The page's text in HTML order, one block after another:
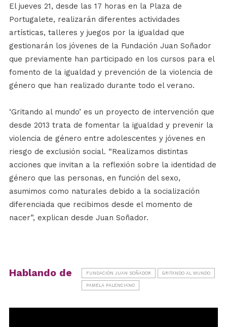
El jueves 21, desde las 17 horas en la Plaza de
Portugalete, realizarán diferentes actividades
artísticas, talleres y juegos por la igualdad que
gestionarán los jóvenes de la Fundación Juan Soñador
que previamente han participado en los cursos para el
fomento de la igualdad y prevención de la violencia de
género que han realizado durante todo el verano.
‘Gritando al mundo’ es un proyecto de intervención que
desde 2013 trata de fomentar la igualdad y prevenir la
violencia de género entre adolescentes y jóvenes en
riesgo de exclusión social. “Realizamos distintas
acciones que invitan a la reflexión sobre la identidad de
género que las personas, en función del sexo,
asumimos como naturales debido a la socialización
diferenciada que recibimos desde el momento de
nacer”, explican desde Juan Soñador.
Hablando de FUNDACIÓN JUAN SOÑADOR GRITANDO AL MUNDO
PAMELA PALENCIANO